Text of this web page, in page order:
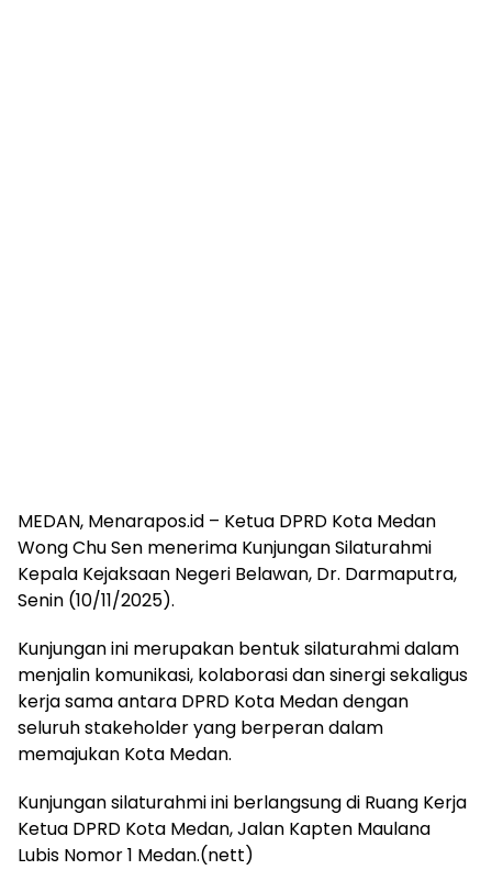
MEDAN, Menarapos.id – Ketua DPRD Kota Medan
Wong Chu Sen menerima Kunjungan Silaturahmi
Kepala Kejaksaan Negeri Belawan, Dr. Darmaputra,
Senin (10/11/2025).
Kunjungan ini merupakan bentuk silaturahmi dalam
menjalin komunikasi, kolaborasi dan sinergi sekaligus
kerja sama antara DPRD Kota Medan dengan
seluruh stakeholder yang berperan dalam
memajukan Kota Medan.
Kunjungan silaturahmi ini berlangsung di Ruang Kerja
Ketua DPRD Kota Medan, Jalan Kapten Maulana
Lubis Nomor 1 Medan.(nett)